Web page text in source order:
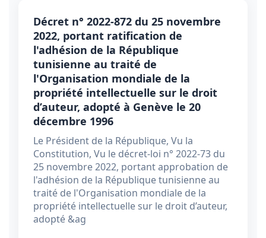
Décret n° 2022-872 du 25 novembre
2022, portant ratification de
l'adhésion de la République
tunisienne au traité de
l'Organisation mondiale de la
propriété intellectuelle sur le droit
d’auteur, adopté à Genève le 20
décembre 1996
Le Président de la République, Vu la
Constitution, Vu le décret-loi n° 2022-73 du
25 novembre 2022, portant approbation de
l'adhésion de la République tunisienne au
traité de l'Organisation mondiale de la
propriété intellectuelle sur le droit d’auteur,
adopté &ag